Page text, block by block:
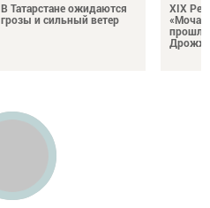
В Татарстане ожидаются
грозы и сильный ветер
XIX